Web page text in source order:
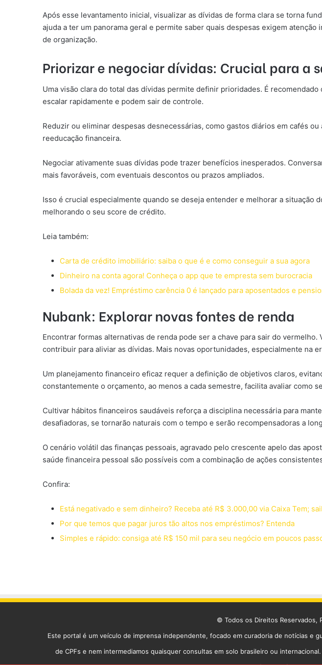
Após esse levantamento inicial, visualizar as dívidas de forma clara se torna
ajuda a ter um panorama geral e permite saber quais despesas exigem
de organização.
Priorizar e negociar dívidas: Crucial para a
Uma visão clara do total das dívidas permite definir prioridades. É
escalar rapidamente e podem sair de controle.
Reduzir ou eliminar despesas desnecessárias, como gastos diários em cafés
reeducação financeira.
Negociar ativamente suas dívidas pode trazer benefícios inesperados.
mais favoráveis, com eventuais descontos ou prazos ampliados.
Isso é crucial especialmente quando se deseja entender e melhorar a situação
melhorando o seu score de crédito.
Leia também:
Carta de crédito imobiliário: saiba o que é e como conseguir a sua agora
Dinheiro na conta agora! Conheça o app que te empresta sem burocracia
Bolada da vez! Empréstimo carência 0 é lançado para aposentados e
Nubank: Explorar novas fontes de renda
Encontrar formas alternativas de renda pode ser a chave para sair do
contribuir para aliviar as dívidas. Mais novas oportunidades, especialmente na
Um planejamento financeiro eficaz requer a definição de objetivos claros,
constantemente o orçamento, ao menos a cada semestre, facilita avaliar como
Cultivar hábitos financeiros saudáveis reforça a disciplina necessária para
desafiadoras, se tornarão naturais com o tempo e serão recompensadoras a
O cenário volátil das finanças pessoais, agravado pelo crescente apelo das
saúde financeira pessoal são possíveis com a combinação de ações
Confira:
Está negativado e sem dinheiro? Receba até R$ 3.000,00 via Caixa Tem;
Por que temos que pagar juros tão altos nos empréstimos? Entenda
Simples e rápido: consiga até R$ 150 mil para seu negócio em poucos
© Todos os Direitos Reservados,
Este portal é um veículo de imprensa independente, focado em curadoria de notícias e
de CPFs e nem intermediamos quaisquer consultas em solo brasileiro ou